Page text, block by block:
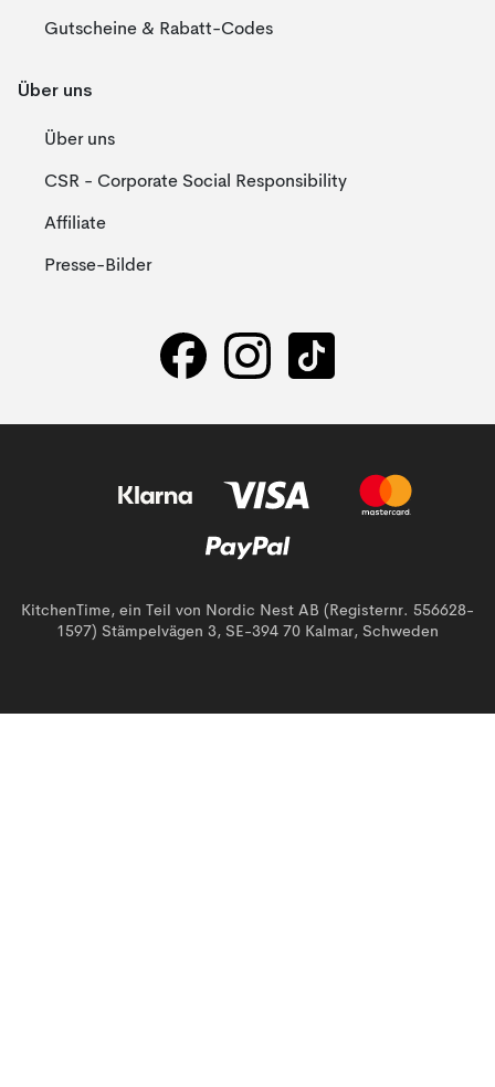
Gutscheine & Rabatt-Codes
Über uns
Über uns
CSR - Corporate Social Responsibility
Affiliate
Presse-Bilder
KitchenTime, ein Teil von Nordic Nest AB (Registernr. 556628-
1597) Stämpelvägen 3, SE-394 70 Kalmar, Schweden